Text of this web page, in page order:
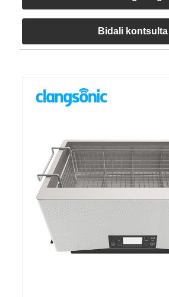
Bidali kontsulta